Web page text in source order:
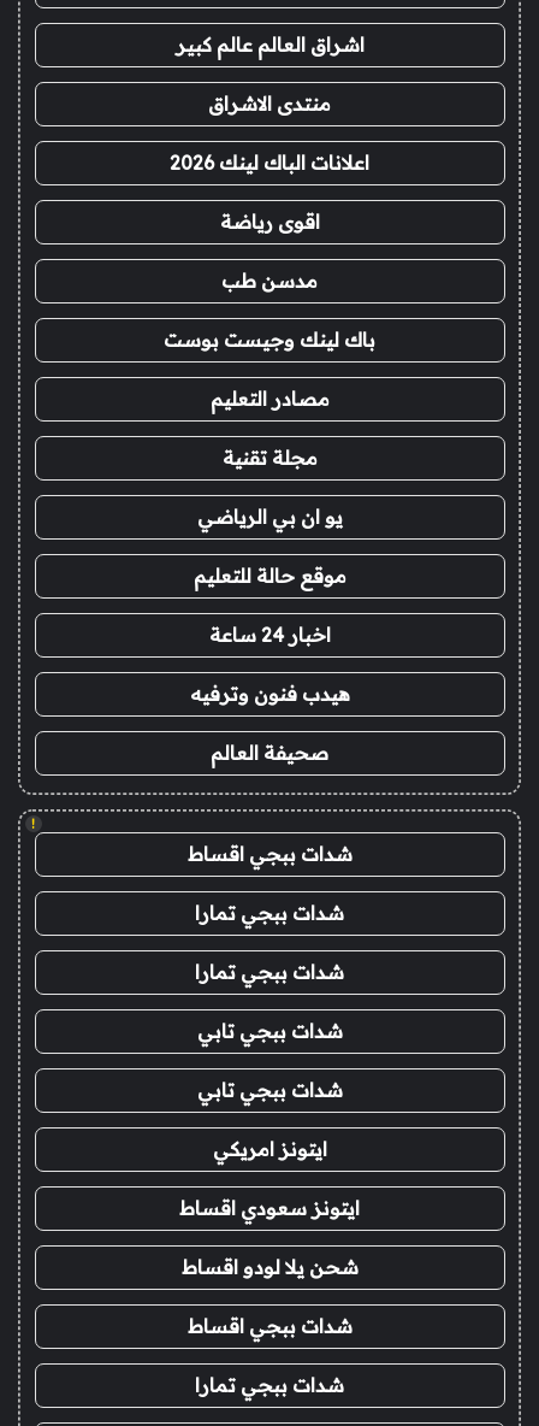
اشراق العالم عالم كبير
منتدى الاشراق
اعلانات الباك لينك 2026
اقوى رياضة
مدسن طب
باك لينك وجيست بوست
مصادر التعليم
مجلة تقنية
يو ان بي الرياضي
موقع حالة للتعليم
اخبار 24 ساعة
هيدب فنون وترفيه
صحيفة العالم
!
شدات ببجي اقساط
شدات ببجي تمارا
شدات ببجي تمارا
شدات ببجي تابي
شدات ببجي تابي
ايتونز امريكي
ايتونز سعودي اقساط
شحن يلا لودو اقساط
شدات ببجي اقساط
شدات ببجي تمارا